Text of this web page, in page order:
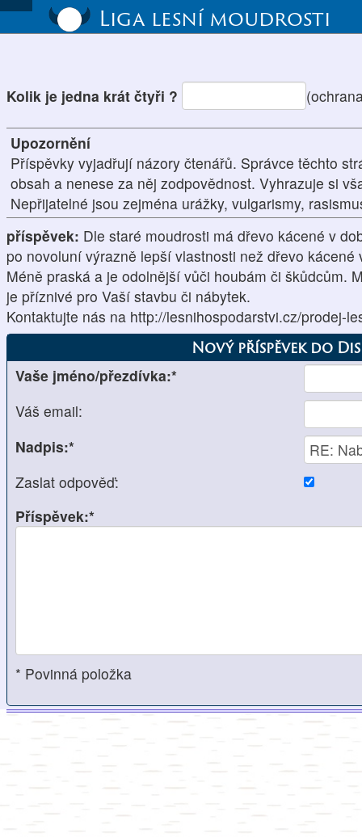
Liga lesní moudrosti
Kolik je jedna krát čtyři ?
Upozornění
Příspěvky vyjadřují názory čtenářů. Správce těchto
obsah a nenese za něj zodpovědnost. Vyhrazuje si
Nepřijatelné jsou zejména urážky, vulgarismy,
příspěvek: Dle staré moudrosti má dřevo kácené v
po novoluní výrazně lepší vlastnosti než dřevo kácené
Méně praská a je odolnější vůči houbám či škůdcům.
je příznivé pro Vaší stavbu či nábytek.
Kontaktujte nás na http://lesnihospodarstvi.cz/prodej-
Nový příspěvek do
Vaše jméno/přezdívka:*
Váš email:
Nadpis:*
Zaslat odpověď:
Příspěvek:*
* Povinná položka